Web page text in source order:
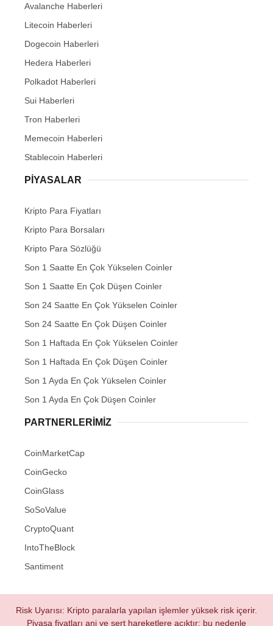
Avalanche Haberleri
Litecoin Haberleri
Dogecoin Haberleri
Hedera Haberleri
Polkadot Haberleri
Sui Haberleri
Tron Haberleri
Memecoin Haberleri
Stablecoin Haberleri
PIYASALAR
Kripto Para Fiyatları
Kripto Para Borsaları
Kripto Para Sözlüğü
Son 1 Saatte En Çok Yükselen Coinler
Son 1 Saatte En Çok Düşen Coinler
Son 24 Saatte En Çok Yükselen Coinler
Son 24 Saatte En Çok Düşen Coinler
Son 1 Haftada En Çok Yükselen Coinler
Son 1 Haftada En Çok Düşen Coinler
Son 1 Ayda En Çok Yükselen Coinler
Son 1 Ayda En Çok Düşen Coinler
PARTNERLERIMIZ
CoinMarketCap
CoinGecko
CoinGlass
SoSoValue
CryptoQuant
IntoTheBlock
Santiment
Risk Uyarısı: Kripto paralarla yapılan işlemler yüksek risk içerir.
Piyasa fiyatları ani ve sert hareketlere açıktır; bu nedenle